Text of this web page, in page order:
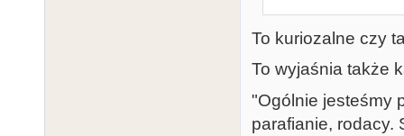
To kuriozalne czy
To wyjaśnia także
"Ogólnie jesteśmy
parafianie, rodacy.